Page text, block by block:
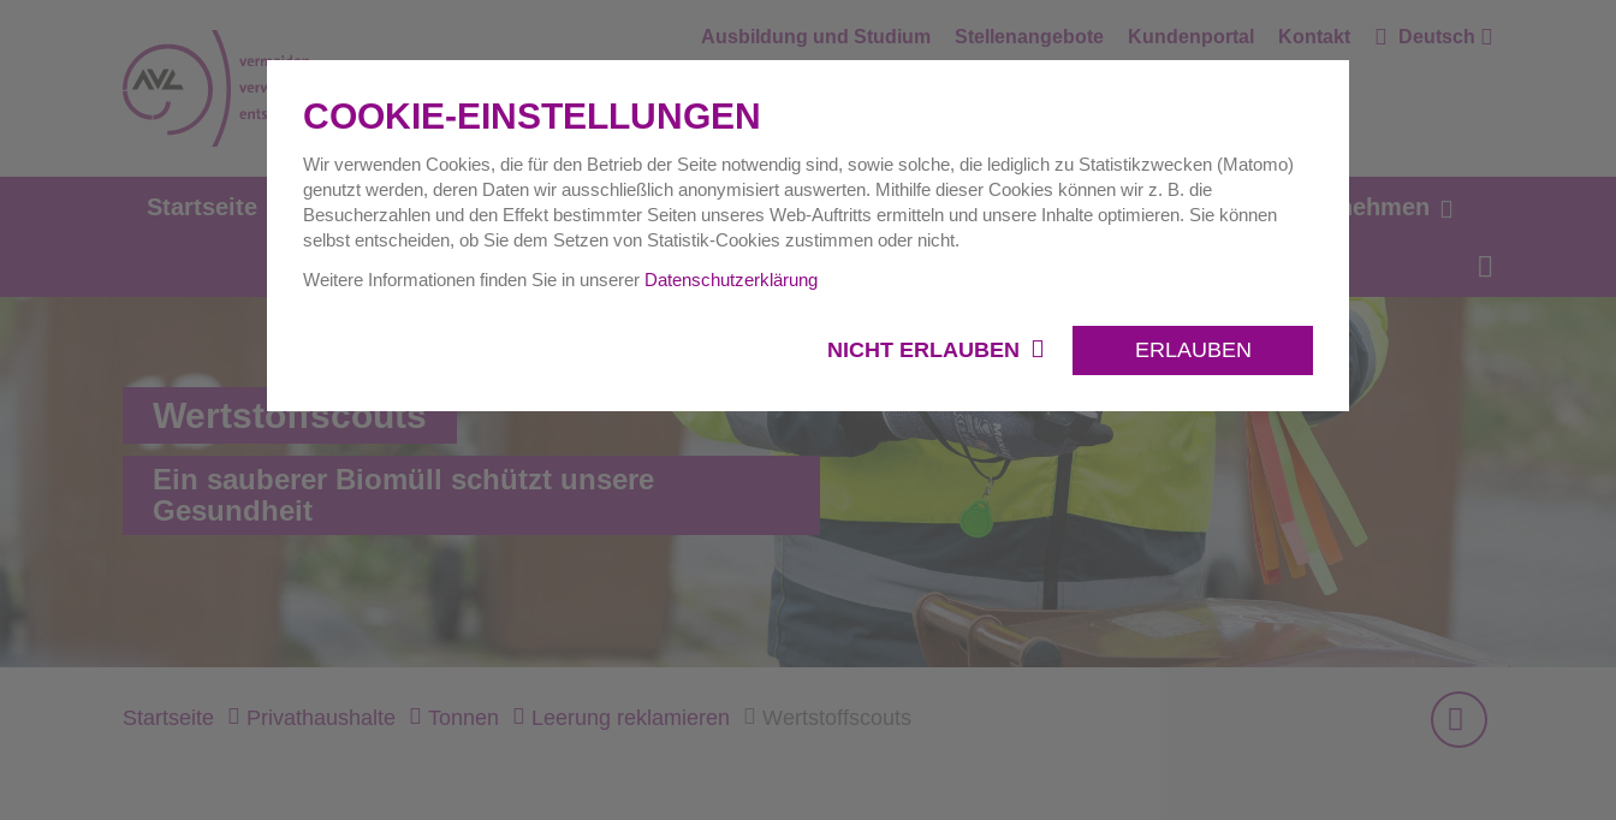
COOKIE-EINSTELLUNGEN
Wir verwenden Cookies, die für den Betrieb der Seite notwendig sind, sowie solche, die lediglich zu Statistikzwecken (Matomo)
genutzt werden, deren Daten wir ausschließlich anonymisiert auswerten. Mithilfe dieser Cookies können wir z. B. die
Besucherzahlen und den Effekt bestimmter Seiten unseres Web-Auftritts ermitteln und unsere Inhalte optimieren. Sie können
selbst entscheiden, ob Sie dem Setzen von Statistik-Cookies zustimmen oder nicht.
Weitere Informationen finden Sie in unserer Datenschutzerklärung
NICHT ERLAUBEN ERLAUBEN
Ausbildung und Studium Stellenangebote Kundenportal Kontakt Deutsch
Startseite Privathaushalte Hausverwaltungen Gewerbe Auftrag Zukunft. Unternehmen
Wertstoffscouts
Ein sauberer Biomüll schützt unsere
Gesundheit
Startseite Privathaushalte Tonnen Leerung reklamieren Wertstoffscouts